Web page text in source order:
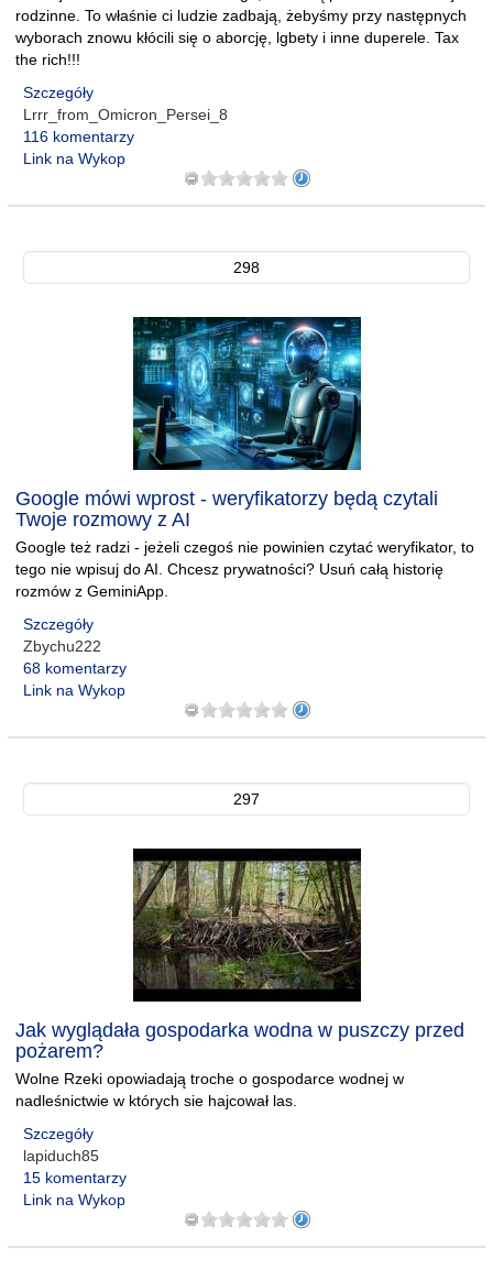
rodzinne. To właśnie ci ludzie zadbają, żebyśmy przy następnych
wyborach znowu kłócili się o aborcję, lgbety i inne duperele. Tax
the rich!!!
Szczegóły
Lrrr_from_Omicron_Persei_8
116 komentarzy
Link na Wykop
298
Google mówi wprost - weryfikatorzy będą czytali
Twoje rozmowy z AI
Google też radzi - jeżeli czegoś nie powinien czytać weryfikator, to
tego nie wpisuj do AI. Chcesz prywatności? Usuń całą historię
rozmów z GeminiApp.
Szczegóły
Zbychu222
68 komentarzy
Link na Wykop
297
Jak wyglądała gospodarka wodna w puszczy przed
pożarem?
Wolne Rzeki opowiadają troche o gospodarce wodnej w
nadleśnictwie w których sie hajcował las.
Szczegóły
lapiduch85
15 komentarzy
Link na Wykop